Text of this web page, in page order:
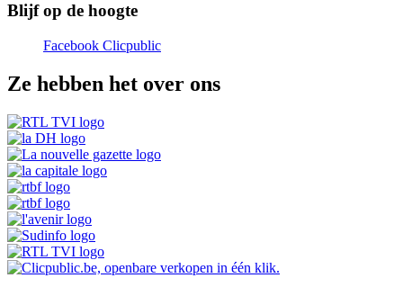
Blijf op de hoogte
Facebook Clicpublic
Ze hebben het over ons